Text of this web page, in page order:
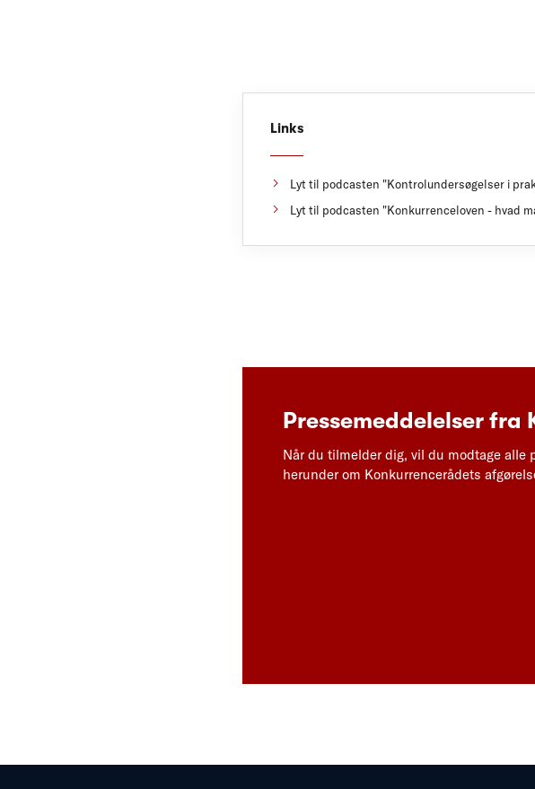
Links
Lyt til podcasten "Kontrolundersøgelser i
Lyt til podcasten "Konkurrenceloven - hvad
Pressemeddelelser fra
Når du tilmelder dig, vil du modtage alle
herunder om Konkurrencerådets